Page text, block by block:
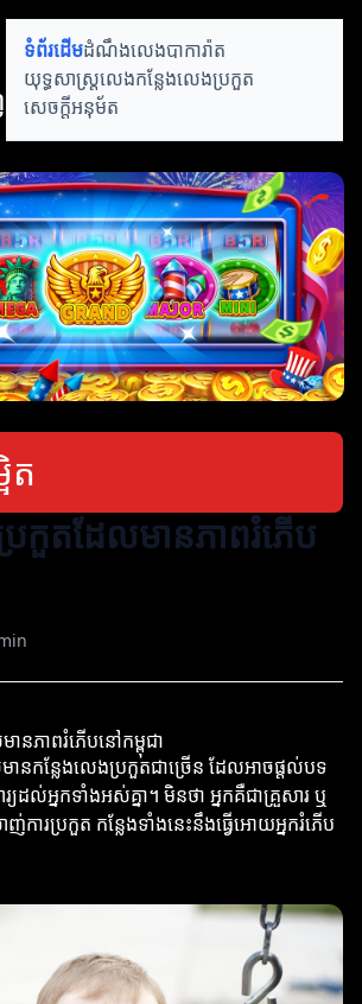
ទំព័រដើមដំណឹងលេងបាការ៉ាត
យុទ្ធសាស្ត្រលេងកន្លែងលេងប្រកួត
សេចក្ដីអនុម័ត
ត
រកួតដែលមានភាពរំភើប
នភាពរំភើបនៅកម្ពុជា
ានកន្លែងលេងប្រកួតជាច្រើន ដែលអាចផ្តល់បទ
យដល់អ្នកទាំងអស់គ្នា។ មិនថា អ្នកគឺជាគ្រួសារ ឬ
ារប្រកួត កន្លែងទាំងនេះនឹងធ្វើអោយអ្នករំភើប